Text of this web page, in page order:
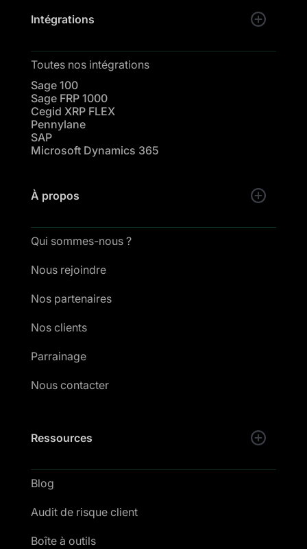
Intégrations
Toutes nos intégrations
Sage 100
Sage FRP 1000
Cegid XRP FLEX
Pennylane
SAP
Microsoft Dynamics 365
À propos
Qui sommes-nous ?
Nous rejoindre
Nos partenaires
Nos clients
Parrainage
Nous contacter
Ressources
Blog
Audit de risque client
Boîte à outils